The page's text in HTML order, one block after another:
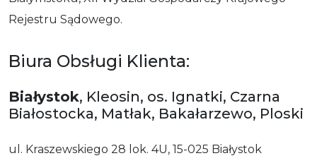
Rejestru Sądowego.
Biura Obsługi Klienta:
Białystok, Kleosin, os. Ignatki, Czarna
Białostocka, Matłak, Bakałarzewo, Ploski
ul. Kraszewskiego 28 lok. 4U, 15-025 Białystok